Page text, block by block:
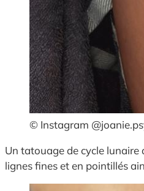
© Instagram
Un tatouage de cycle lunaire
lignes fines et en pointillés